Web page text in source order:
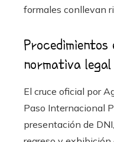
formales conllevan
normativa legal
El cruce oficial por
Paso Internacional
presentación de